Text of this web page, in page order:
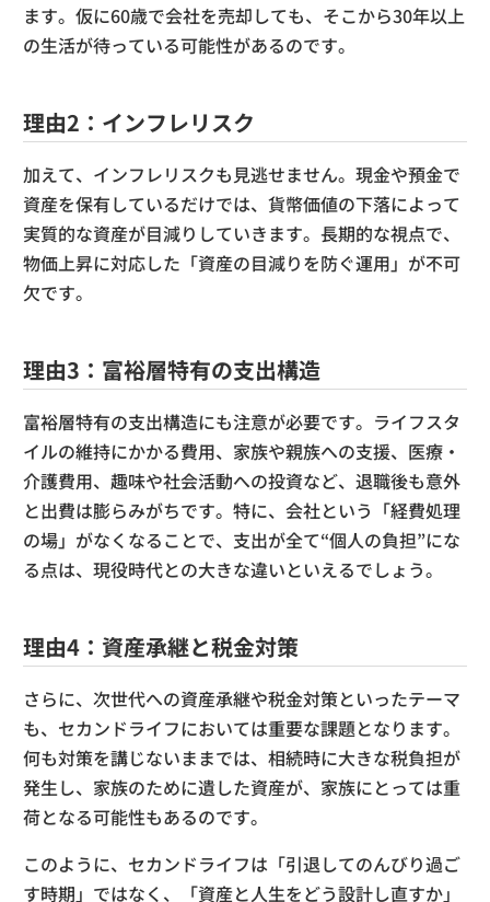
ます。仮に60歳で会社を売却しても、そこから30年以上
の生活が待っている可能性があるのです。
理由2：インフレリスク
加えて、インフレリスクも見逃せません。現金や預金で
資産を保有しているだけでは、貨幣価値の下落によって
実質的な資産が目減りしていきます。長期的な視点で、
物価上昇に対応した「資産の目減りを防ぐ運用」が不可
欠です。
理由3：富裕層特有の支出構造
富裕層特有の支出構造にも注意が必要です。ライフスタ
イルの維持にかかる費用、家族や親族への支援、医療・
介護費用、趣味や社会活動への投資など、退職後も意外
と出費は膨らみがちです。特に、会社という「経費処理
の場」がなくなることで、支出が全て“個人の負担”にな
る点は、現役時代との大きな違いといえるでしょう。
理由4：資産承継と税金対策
さらに、次世代への資産承継や税金対策といったテーマ
も、セカンドライフにおいては重要な課題となります。
何も対策を講じないままでは、相続時に大きな税負担が
発生し、家族のために遺した資産が、家族にとっては重
荷となる可能性もあるのです。
このように、セカンドライフは「引退してのんびり過ご
す時期」ではなく、「資産と人生をどう設計し直すか」